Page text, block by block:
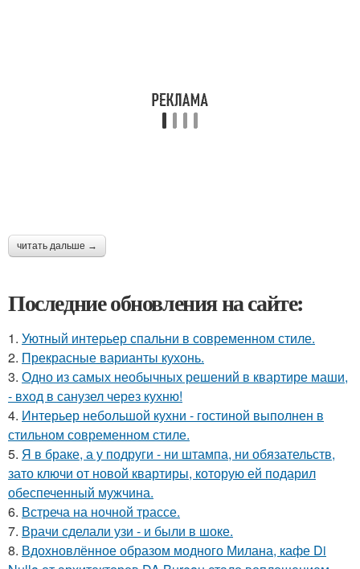
читать дальше →
Последние обновления на сайте:
1. Уютный интерьер спальни в современном стиле.
2. Прекрасные варианты кухонь.
3. Одно из самых необычных решений в квартире маши,
- вход в санузел через кухню!
4. Интерьер небольшой кухни - гостиной выполнен в
стильном современном стиле.
5. Я в браке, а у подруги - ни штампа, ни обязательств,
зато ключи от новой квартиры, которую ей подарил
обеспеченный мужчина.
6. Встреча на ночной трассе.
7. Врачи сделали узи - и были в шоке.
8. Вдохновлённое образом модного Милана, кафе Di